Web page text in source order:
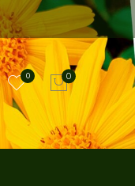
0
0